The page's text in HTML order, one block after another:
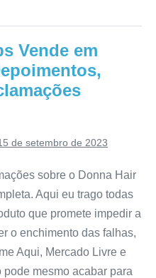
Vende em
de setembro de 2023
sobre o Donna Hair
Aqui eu trago todas
que promete impedir a
o enchimento das falhas,
Aqui, Mercado Livre e
mesmo acabar para